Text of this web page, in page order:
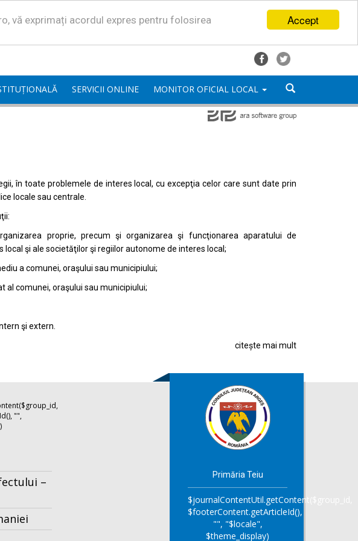
Accept
vă exprimați acordul expres pentru folosirea
SERVICII ONLINE MONITOR OFICIAL LOCAL
în toate problemele de interes local, cu excepţia celor care sunt date prin
locale sau centrale.
proprie, precum şi organizarea şi funcţionarea aparatului de
şi ale societăţilor şi regiilor autonome de interes local;
a comunei, oraşului sau municipiului;
al comunei, oraşului sau municipiului;
şi extern.
citește mai mult
"",
–
Primăria Teiu
$journalContentUtil.getContent($group_id,
$footerContent.getArticleId(),
"", "$locale",
$theme_display)